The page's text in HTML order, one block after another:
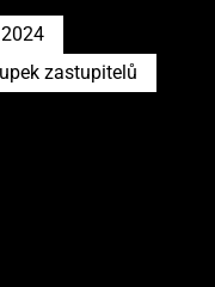
zastupitelů